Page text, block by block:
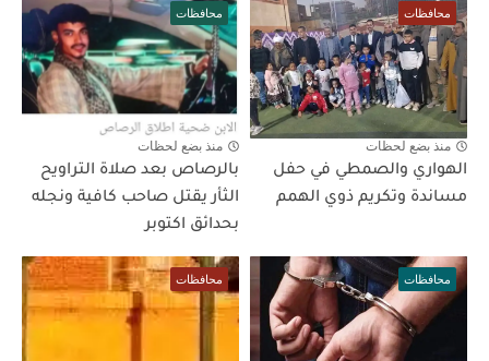
محافظات
منذ بضع لحظات
الهواري والصمطي في حفل
مساندة وتكريم ذوي الهمم
محافظات
منذ بضع لحظات
بالرصاص بعد صلاة التراويح
الثأر يقتل صاحب كافية ونجله
بحدائق اكتوبر
محافظات محافظات